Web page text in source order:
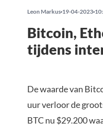
Leon Markus 19-04-2023
Bitcoin,
tijdens
De waarde van
uur verloor de
BTC nu $29.200